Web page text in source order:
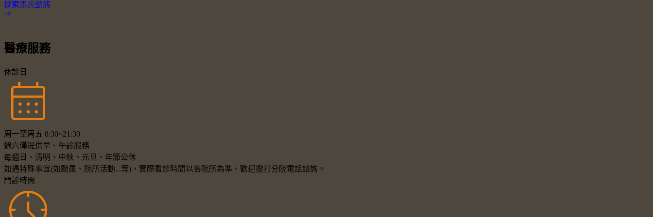
探索馬光動態
醫療服務
休診日
周一至周五 8:30~21:30
週六僅提供早、午診服務
每週日、清明、中秋、元旦、年節公休
如遇特殊事宜(如颱風、院所活動...等)，實際看診時間以各院所為準，歡迎撥打分院電話諮詢。
門診時間